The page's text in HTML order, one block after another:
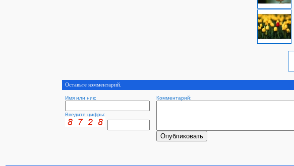
Оставьте комментарий.
Имя или ник: Комментарий:
Введите цифры: